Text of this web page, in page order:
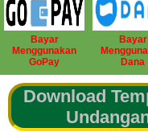
Bayar
Menggunakan
GoPay
Bayar
Dana
Download